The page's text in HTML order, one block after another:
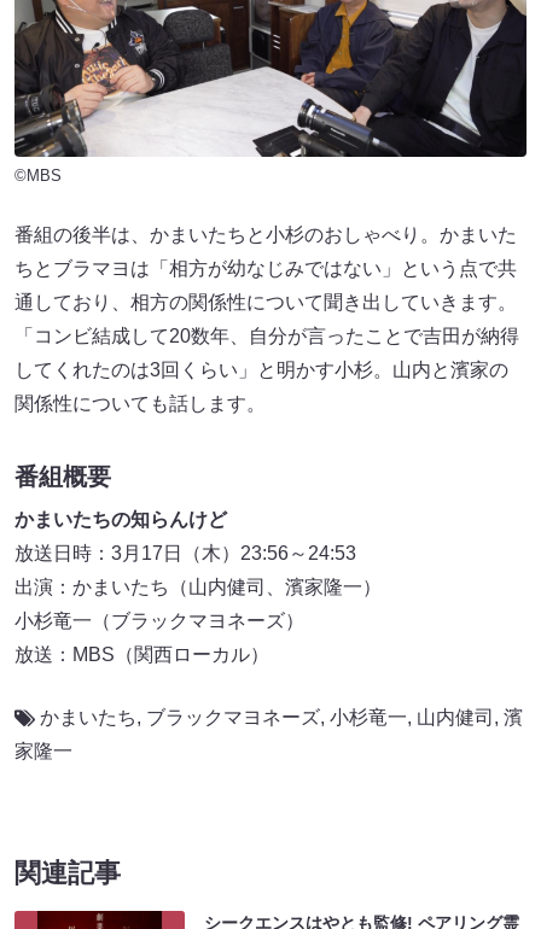
©MBS
番組の後半は、かまいたちと小杉のおしゃべり。かまいた
ちとブラマヨは「相方が幼なじみではない」という点で共
通しており、相方の関係性について聞き出していきます。
「コンビ結成して20数年、自分が言ったことで吉田が納得
してくれたのは3回くらい」と明かす小杉。山内と濱家の
関係性についても話します。
番組概要
かまいたちの知らんけど
放送日時：3月17日（木）23:56～24:53
出演：かまいたち（山内健司、濱家隆一）
小杉竜一（ブラックマヨネーズ）
放送：MBS（関西ローカル）
かまいたち, ブラックマヨネーズ, 小杉竜一, 山内健司 , 濱
家隆一
関連記事
シークエンスはやとも監修! ペアリング霊